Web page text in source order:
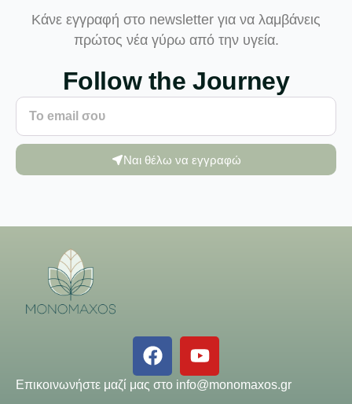
Κάνε εγγραφή στο newsletter για να λαμβάνεις
πρώτος νέα γύρω από την υγεία.
Follow the Journey
Ναι θέλω να εγγραφώ
Επικοινωνήστε μαζί μας στο info@monomaxos.gr